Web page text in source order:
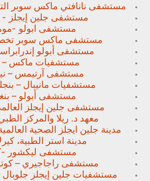
مستشفى نانافتي ماكس سوبر
مستشفى جلين إيجلز -
مستشفى ابولو -
مستشفى ماكس سوبر
مستشفى أبولو
مستشفيات ماكس –
مستشفى آرتيمس –
مستشفيات مانيبال –
مستشفى أبولو –
مستشفى جلين إيجلز
معهد د. ريلا والمركز
مدينة جلين ايجلز الصحية
مدينة استر الطبية،
مستشفى ليكشور -
مستشفى راجاجيري –
مستشفيات جلين إيجلز جلوبال